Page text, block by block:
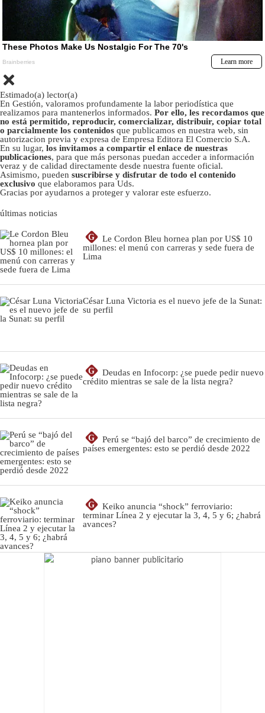
Estimado(a) lector(a)
En Gestión, valoramos profundamente la labor periodística que
realizamos para mantenerlos informados. Por ello, les recordamos que
no está permitido, reproducir, comercializar, distribuir, copiar total
o parcialmente los contenidos que publicamos en nuestra web, sin
autorizacion previa y expresa de Empresa Editora El Comercio S.A.
En su lugar, los invitamos a compartir el enlace de nuestras
publicaciones, para que más personas puedan acceder a información
veraz y de calidad directamente desde nuestra fuente oficial.
Asimismo, pueden suscribirse y disfrutar de todo el contenido
exclusivo que elaboramos para Uds.
Gracias por ayudarnos a proteger y valorar este esfuerzo.
últimas noticias
G
Le Cordon Bleu hornea plan por US$ 10
millones: el menú con carreras y sede fuera de
Lima
César Luna Victoria es el nuevo jefe de la Sunat:
su perfil
G
Deudas en Infocorp: ¿se puede pedir nuevo
crédito mientras se sale de la lista negra?
G
Perú se “bajó del barco” de crecimiento de
países emergentes: esto se perdió desde 2022
G
Keiko anuncia “shock” ferroviario:
terminar Línea 2 y ejecutar la 3, 4, 5 y 6; ¿habrá
avances?